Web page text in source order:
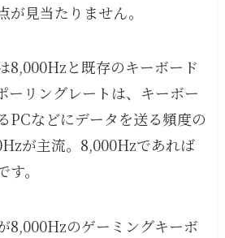
が見当たりません。
8,000Hzと既存のキーボード
ーリングレートは、キーボー
PCなどにデータを送る頻度の
が主流。8,000Hzであれば
。
8,000Hzのゲーミングキーボ